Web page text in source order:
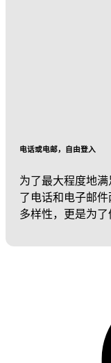
电话或电邮，自由登入
为了最大程度地
了电话和电子邮
多样性，更是为了